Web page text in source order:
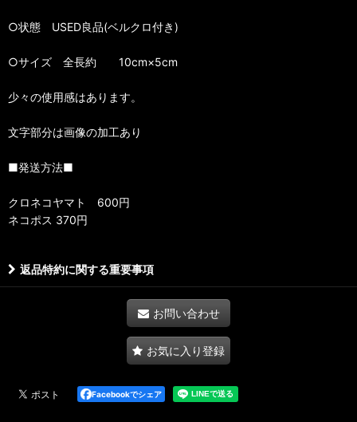
○状態 USED良品(ベルクロ付き)
○サイズ 全長約 10cm×5cm
少々の使用感はあります。
文字部分は画像の加工あり
■発送方法■
クロネコヤマト 600円
ネコポス 370円
返品特約に関する重要事項
お問い合わせ
お気に入り登録
Facebookでシェア